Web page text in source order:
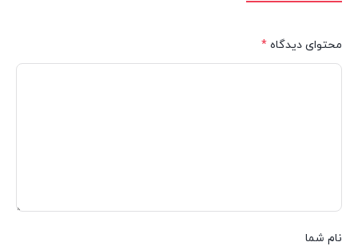
محتوای دیدگاه *
نام شما